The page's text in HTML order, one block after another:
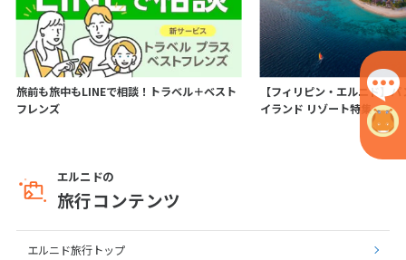
旅前も旅中もLINEで相談！トラベル＋ベスト
フレンズ
【フィリピン・エルニド】
イランド リゾート特集
エルニドの
旅行コンテンツ
エルニド旅行トップ